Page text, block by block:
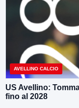
AVELLINO CALCIO
US Avellino:
fino al 2028